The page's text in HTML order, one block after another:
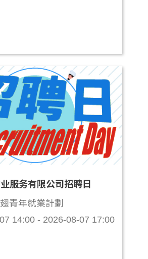
服务有限公司招聘日
青年就業計劃
14:00 - 2026-08-07 17:00